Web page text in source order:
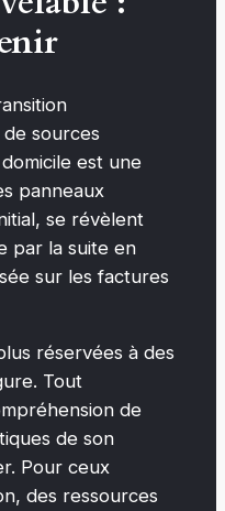
sources
est une
panneaux
se révèlent
par la suite en
sur les factures
réservées à des
Tout
de
de son
Pour ceux
des ressources